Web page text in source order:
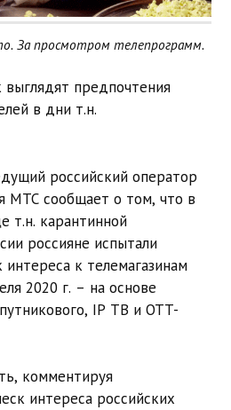
За просмотром телепрограмм.
предпочтения
в дни т.н.
российский оператор
МТС сообщает о том, что в
т.н. карантинной
россияне испытали
к телемагазинам
2020 г. – на основе
IP ТВ и OTT-
комментируя
интереса российских